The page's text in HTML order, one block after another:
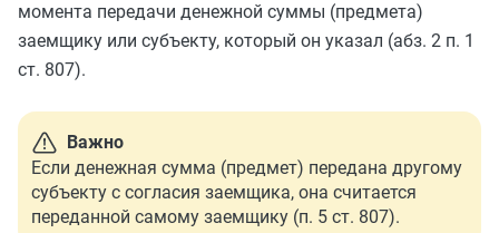
момента передачи денежной суммы (предмета)
заемщику или субъекту, который он указал (абз. 2 п. 1
ст. 807).
Важно
Если денежная сумма (предмет) передана другому
субъекту с согласия заемщика, она считается
переданной самому заемщику (п. 5 ст. 807).